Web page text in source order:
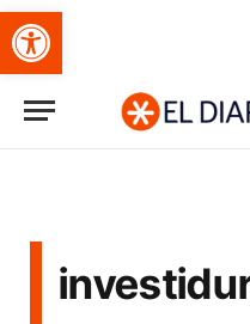
Obre la barra d'eines